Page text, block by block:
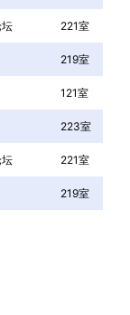
221室
219室
121室
223室
221室
219室